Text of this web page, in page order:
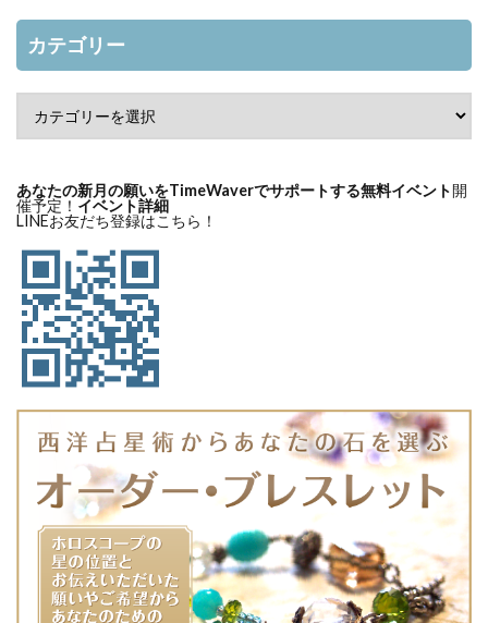
カテゴリー
あなたの新月の願いをTimeWaverでサポートする無料イベント開
催予定！ イベント詳細
LINEお友だち登録はこちら！